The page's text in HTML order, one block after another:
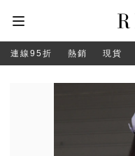
連線95折 熱銷 現貨